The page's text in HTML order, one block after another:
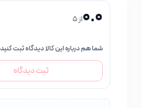
0.0از 5
شما هم درباره این کالا دیدگاه ثبت کنید
ثبت دیدگاه